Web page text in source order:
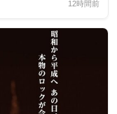
12時間前